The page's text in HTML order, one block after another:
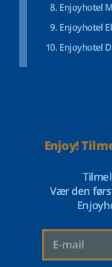
Enjoyhotel
Enjoyhotel
Enjoyhotel
Enjoy!
Vær den